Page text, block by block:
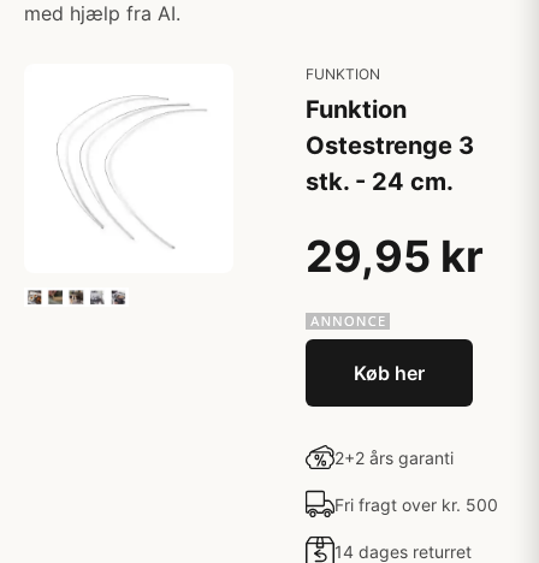
med hjælp fra AI.
FUNKTION
Funktion
Ostestrenge 3
stk. - 24 cm.
29,95 kr
Køb her
2+2 års garanti
Fri fragt over kr. 500
14 dages returret